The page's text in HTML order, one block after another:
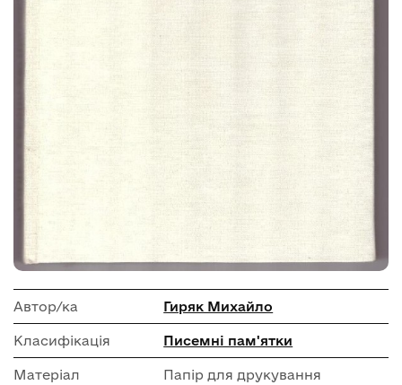
Автор/ка Гиряк Михайло
Класифікація Писемні пам'ятки
Матеріал Папір для друкування